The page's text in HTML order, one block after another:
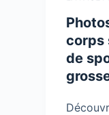
corps
de